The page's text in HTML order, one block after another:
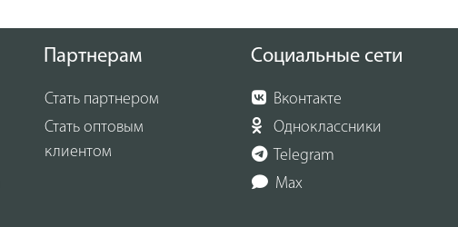
Партнерам
Стать партнером
Стать оптовым
клиентом
Социальные сети
Вконтакте
Одноклассники
Telegram
Max